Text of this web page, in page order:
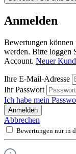
Anmelden
Bewertungen können
werden. Bitte loggen
Account. Neuer
Ihre E-Mail-Adresse
Ihr Passwort
Ich habe mein
Anmelden
Abbrechen
Bewertungen nur in